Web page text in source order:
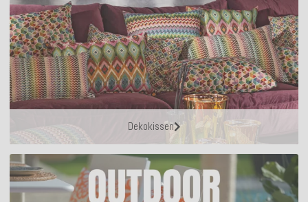
Dekokissen